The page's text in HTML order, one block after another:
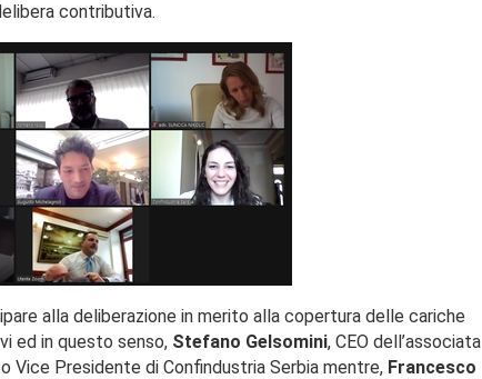
contributiva.
alla deliberazione in merito alla copertura delle cariche
ed in questo senso, Stefano Gelsomini, CEO dell’associata
Vice Presidente di Confindustria Serbia mentre, Francesco